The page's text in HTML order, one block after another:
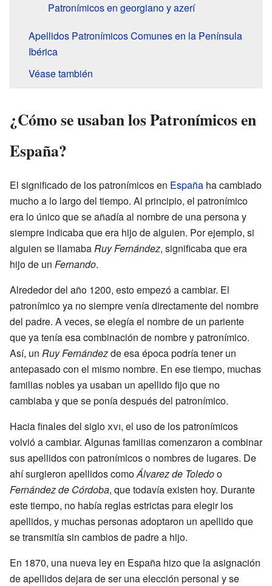
Patronímicos en georgiano y azerí
Apellidos Patronímicos Comunes en la Península
Ibérica
Véase también
¿Cómo se usaban los Patronímicos en
España?
El significado de los patronímicos en España ha cambiado
mucho a lo largo del tiempo. Al principio, el patronímico
era lo único que se añadía al nombre de una persona y
siempre indicaba que era hijo de alguien. Por ejemplo, si
alguien se llamabaRuy Fernández, significaba que era
hijo de un Fernando.
Alrededor del año 1200, esto empezó a cambiar. El
patronímico ya no siempre venía directamente del nombre
del padre. A veces, se elegía el nombre de un pariente
que ya tenía esa combinación de nombre y patronímico.
Así, un Ruy Fernándezde esa época podría tener un
antepasado con el mismo nombre. En ese tiempo, muchas
familias nobles ya usaban un apellido fijo que no
cambiaba y que se ponía después del patronímico.
Hacia finales del sigloxvi, el uso de los patronímicos
volvió a cambiar. Algunas familias comenzaron a combinar
sus apellidos con patronímicos o nombres de lugares. De
ahí surgieron apellidos comoÁlvarez de Toledoo
Fernández de Córdoba, que todavía existen hoy. Durante
este tiempo, no había reglas estrictas para elegir los
apellidos, y muchas personas adoptaron un apellido que
se transmitía sin cambios de padre a hijo.
En 1870, una nueva ley en España hizo que la asignación
de apellidos dejara de ser una elección personal y se